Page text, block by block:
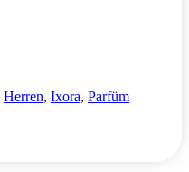
Herren, Ixora, Parfüm